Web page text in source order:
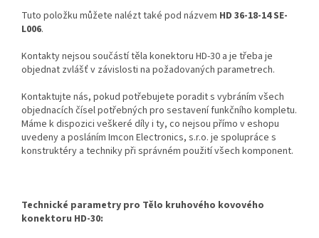
Tuto položku můžete nalézt také pod názvem HD 36-18-14 SE-
L006.
Kontakty nejsou součástí těla konektoru HD-30 a je třeba je
objednat zvlášť v závislosti na požadovaných parametrech.
Kontaktujte nás, pokud potřebujete poradit s vybráním všech
objednacích čísel potřebných pro sestavení funkčního kompletu.
Máme k dispozici veškeré díly i ty, co nejsou přímo v eshopu
uvedeny a posláním Imcon Electronics, s.r.o. je spolupráce s
konstruktéry a techniky při správném použití všech komponent.
Technické parametry pro Tělo kruhového kovového
konektoru HD-30: